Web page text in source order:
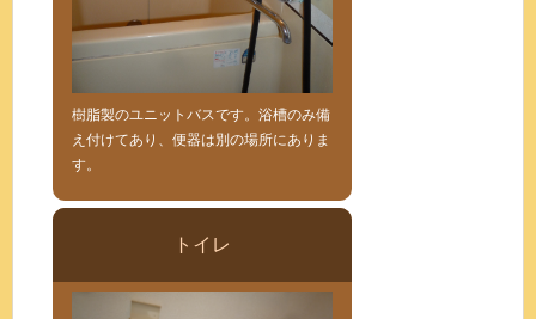
樹脂製のユニットバスです。浴槽のみ備
え付けてあり、便器は別の場所にありま
す。
トイレ